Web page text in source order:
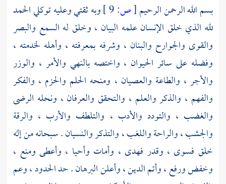
بسم الله الرحمن الرحيم[ص:
وبه ثقتي وعليه توكلي الحمد
لله الذي خلق الإنسان علمه البيان ، وخلق له السمع والبصر
والقوى والجوارح والبنان ، وشرفه بمعرفته ، وأهله لخدمته ،
وفضله على سائر الحيوان ، واختصه بالنهي والأمر ، والوزر
والأجر ، والطاعة والعصيان ، ومنحه الحلم والحزم ، والفكر
والفهم ، والذكر والعلم ، والتحقق والعرفان ، ونحله الرضى
والغضب ، والتودد والأدب ، والتلطف والأرب ، والرقة
والجشب ، والراحة واللغب ، والتذكر والنسيان . سبحانه من إله
خلق فسوى ، وقدر فهدى ، وأمات وأحيا ، وأعطى ومنع ،
وخفض ورفع ، وأتم الدين ، وأعلن البرهان . حد الحدود ، وعم